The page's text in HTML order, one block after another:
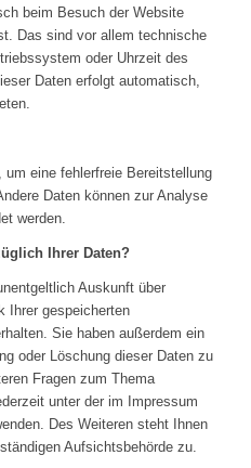
beim Besuch der Website
Das sind vor allem technische
oder Uhrzeit des
Daten erfolgt automatisch,
um eine fehlerfreie Bereitstellung
Daten können zur Analyse
werden.
Ihrer Daten?
Auskunft über
Ihrer gespeicherten
Sie haben außerdem ein
oder Löschung dieser Daten zu
Fragen zum Thema
unter der im Impressum
Des Weiteren steht Ihnen
Aufsichtsbehörde zu.